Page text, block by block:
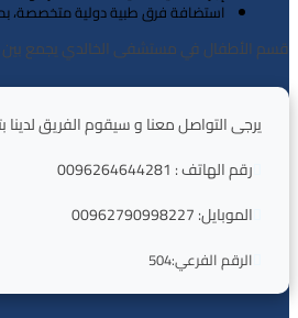
استضافة فرق طبية دولية متخصصة، بما
قسم الأطفال في مستشفى الخالدي يجمع بين
يرجى التواصل معنا و ﺳﻴﻘﻮم الفريق
رقم الهاتف : 0096264644281
الموبايل: 00962790998227
الرقم الفرعي:504